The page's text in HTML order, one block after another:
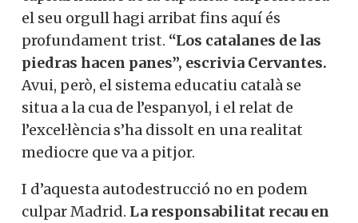
el seu orgull hagi arribat fins aquí és
profundament trist. “Los catalanes de las
piedras hacen panes”, escrivia Cervantes.
Avui, però, el sistema educatiu català se
situa a la cua de l’espanyol, i el relat de
l’excel·lència s’ha dissolt en una realitat
mediocre que va a pitjor.
I d’aquesta autodestrucció no en podem
culpar Madrid. La responsabilitat recau en